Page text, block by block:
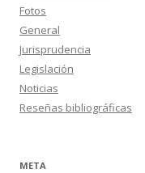
Fotos
General
Jurisprudencia
Legislación
Noticias
Reseñas bibliográficas
META